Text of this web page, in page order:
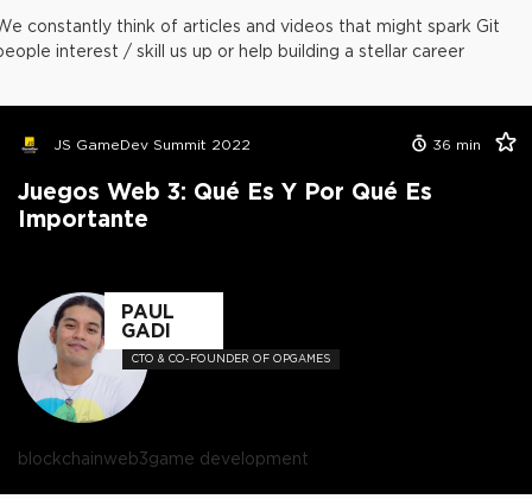
constantly think of articles and videos that might spark Git
interest / skill us up or help building a stellar career
JS GameDev Summit 2022 36 min
Juegos Web 3: Qué Es Y Por Qué Es
Importante
PAUL
GADI
CTO & CO-FOUNDER OF OPGAMES
blockchainweb3game development